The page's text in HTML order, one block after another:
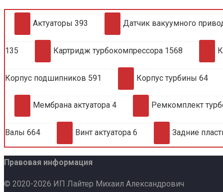
Актуаторы 393 Датчик вакуумного
135 Картридж турбокомпрессора 1568
Корпус подшипников 591 Корпус турбины 64
Мембрана актуатора 4 Ремкомплект
Валы 664 Винт актуатора 6 Задние
Правовая информация
© 2020-2026 ИП Лайтер Михаил Александрович